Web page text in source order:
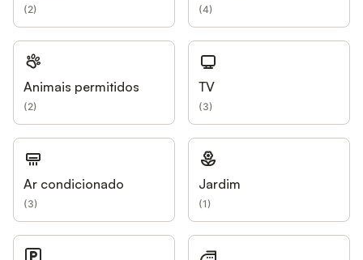
(2) (4)
Animais permitidos
(2)
TV
(3)
Ar condicionado
(3)
Jardim
(1)